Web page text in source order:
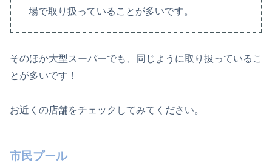
場で取り扱っていることが多いです。
そのほか大型スーパーでも、同じように取り扱っているこ
とが多いです！
お近くの店舗をチェックしてみてください。
市民プール